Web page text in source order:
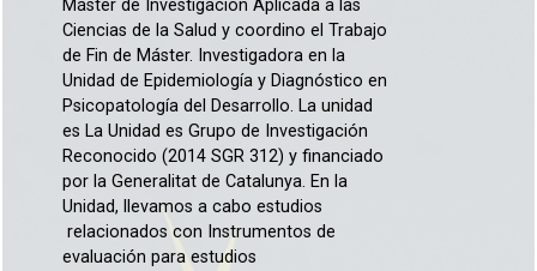
Máster de Investigación Aplicada a las
Ciencias de la Salud y coordino el Trabajo
de Fin de Máster. Investigadora en la
Unidad de Epidemiología y Diagnóstico en
Psicopatología del Desarrollo. La unidad
es La Unidad es Grupo de Investigación
Reconocido (2014 SGR 312) y financiado
por la Generalitat de Catalunya. En la
Unidad, llevamos a cabo estudios
relacionados con Instrumentos de
evaluación para estudios